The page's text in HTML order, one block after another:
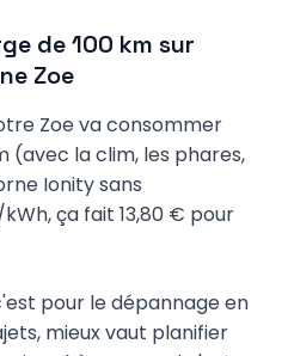
de 100 km sur
Zoe
Zoe va consommer
(avec la clim, les phares,
Ionity sans
ça fait 13,80 € pour
pour le dépannage en
mieux vaut planifier